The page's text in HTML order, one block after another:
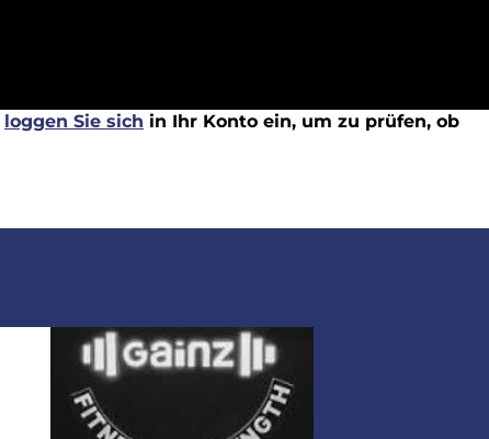
loggen Sie sich in Ihr Konto ein, um zu prüfen, ob